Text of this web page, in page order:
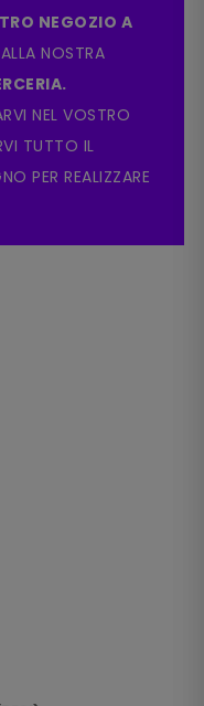
NEGOZIO A
NOSTRA
NEL VOSTRO
TUTTO IL
PER REALIZZARE